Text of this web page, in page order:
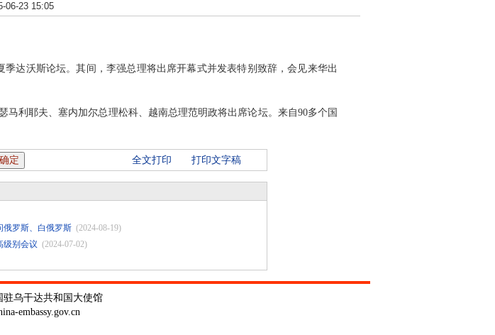
06-23 15:05
达沃斯论坛。其间，李强总理将出席开幕式并发表特别致辞，会见来华出
利耶夫、塞内加尔总理松科、越南总理范明政将出席论坛。来自90多个国
全文打印 打印文字稿
俄罗斯、白俄罗斯 (2024-08-19)
级别会议 (2024-07-02)
驻乌干达共和国大使馆
embassy.gov.cn